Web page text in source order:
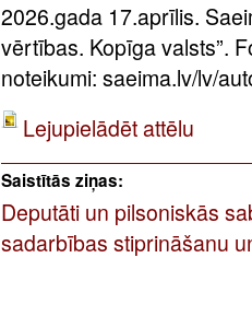
2026.gada 17.aprīlis.
vērtības. Kopīga valsts”.
noteikumi: saeima.lv/lv/
Lejupielādēt attēlu
Saistītās ziņas:
Deputāti un pilsoniskās
sadarbības stiprināšanu